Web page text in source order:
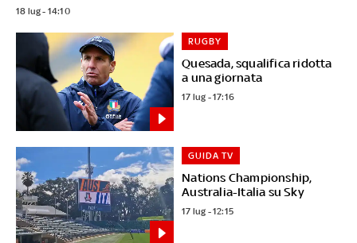
18 lug - 14:10
Quesada, squalifica ridotta
a una giornata
RUGBY
17 lug - 17:16
Nations Championship,
Australia-Italia su Sky
GUIDA TV
17 lug - 12:15